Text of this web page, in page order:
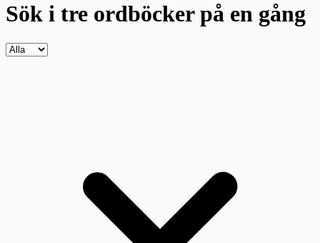
Sök i tre ordböckerpå en gång